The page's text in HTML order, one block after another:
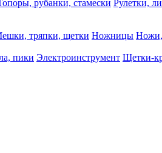
рубанки, стамески Рулетки,
тряпки, щетки Ножницы Ножи,
пики Электроинструмент Щетки-